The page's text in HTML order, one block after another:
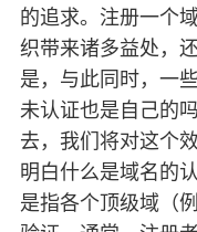
的追求。注册一个
织带来诸多益处，
是，与此同时，一
未认证也是自己的
去，我们将对这个
明白什么是域名的
是指各个顶级域（